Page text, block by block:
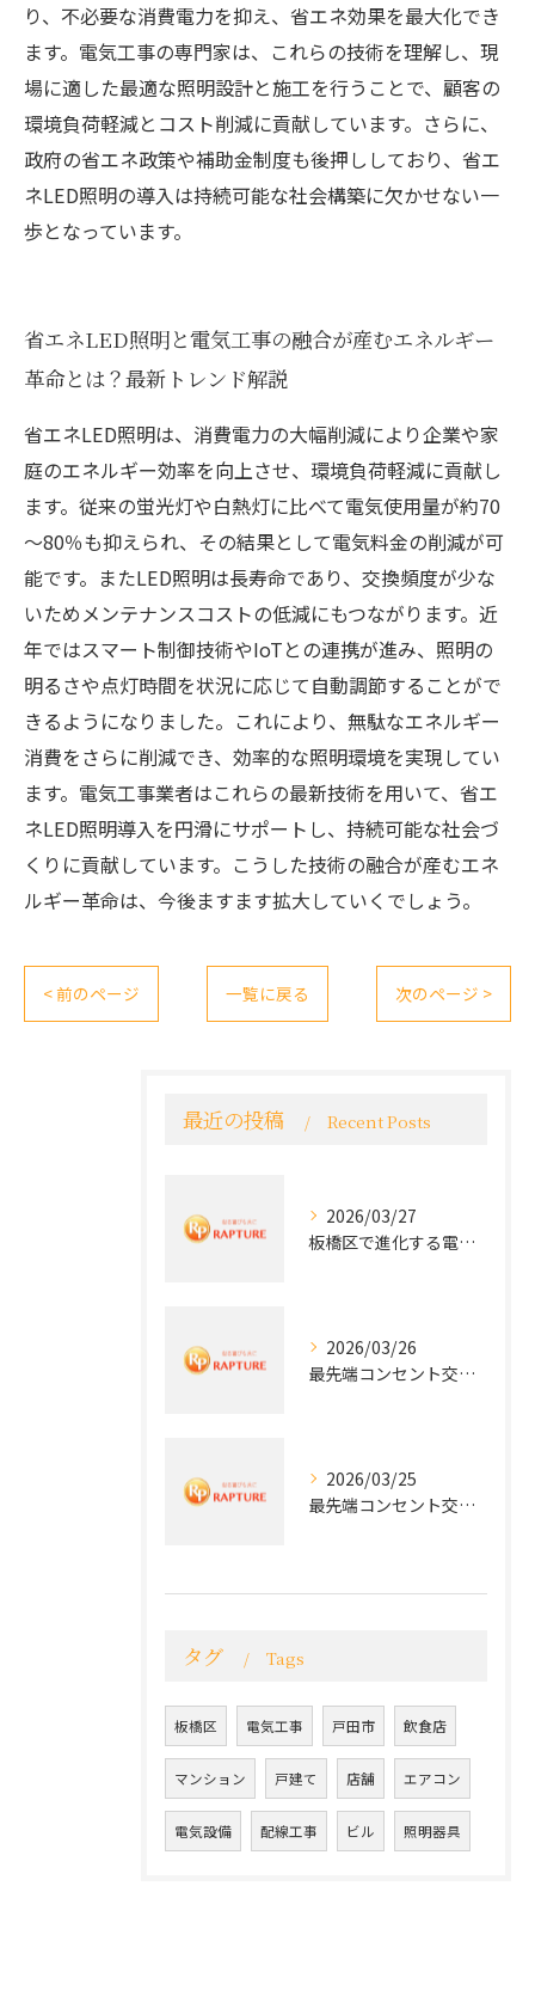
り、不必要な消費電力を抑え、省エネ効果を最大化でき
ます。電気工事の専門家は、これらの技術を理解し、現
場に適した最適な照明設計と施工を行うことで、顧客の
環境負荷軽減とコスト削減に貢献しています。さらに、
政府の省エネ政策や補助金制度も後押ししており、省エ
ネLED照明の導入は持続可能な社会構築に欠かせない一
歩となっています。
省エネLED照明と電気工事の融合が産むエネルギー
革命とは？最新トレンド解説
省エネLED照明は、消費電力の大幅削減により企業や家
庭のエネルギー効率を向上させ、環境負荷軽減に貢献し
ます。従来の蛍光灯や白熱灯に比べて電気使用量が約70
～80％も抑えられ、その結果として電気料金の削減が可
能です。またLED照明は長寿命であり、交換頻度が少な
いためメンテナンスコストの低減にもつながります。近
年ではスマート制御技術やIoTとの連携が進み、照明の
明るさや点灯時間を状況に応じて自動調節することがで
きるようになりました。これにより、無駄なエネルギー
消費をさらに削減でき、効率的な照明環境を実現してい
ます。電気工事業者はこれらの最新技術を用いて、省エ
ネLED照明導入を円滑にサポートし、持続可能な社会づ
くりに貢献しています。こうした技術の融合が産むエネ
ルギー革命は、今後ますます拡大していくでしょう。
< 前のページ 一覧に戻る 次のページ >
最近の投稿 Recent Posts
2026/03/27
板橋区で進化する電気工事と最新コンセント交換技術
2026/03/26
最先端コンセント交換で快適な生活を実現する電気工事の技術
2026/03/25
最先端コンセント交換で実現する安全と快適な住環境
タグ Tags
板橋区 電気工事 戸田市 飲食店
マンション 戸建て 店舗 エアコン
電気設備 配線工事 ビル 照明器具